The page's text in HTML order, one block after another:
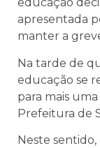
apresentada
manter a
Na tarde de
educação se
para mais
Prefeitura de
Neste sentido,